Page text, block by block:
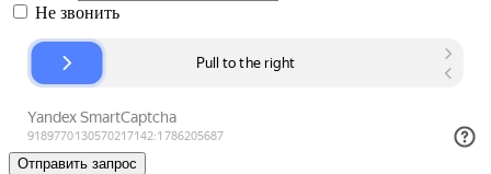
Не звонить
Отправить запрос